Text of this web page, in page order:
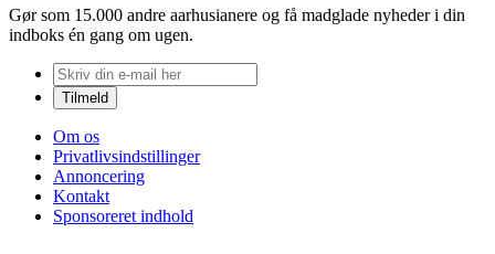
Gør som 15.000 andre aarhusianere og få madglade nyheder i din
indboks én gang om ugen.
Om os
Privatlivsindstillinger
Annoncering
Kontakt
Sponsoreret indhold